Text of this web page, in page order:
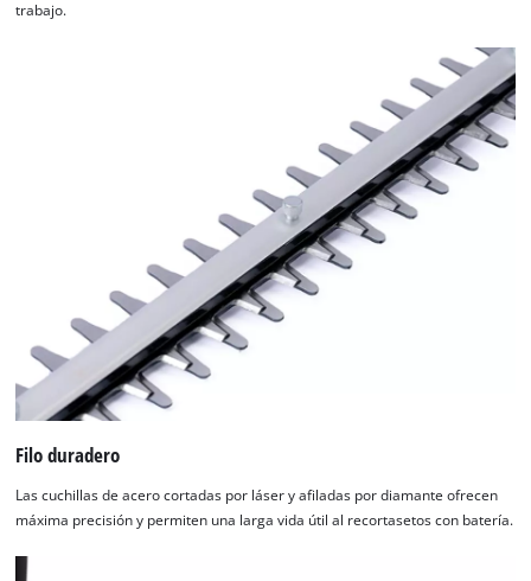
trabajo.
Filo duradero
Las cuchillas de acero cortadas por láser y afiladas por diamante ofrecen
máxima precisión y permiten una larga vida útil al recortasetos con batería.